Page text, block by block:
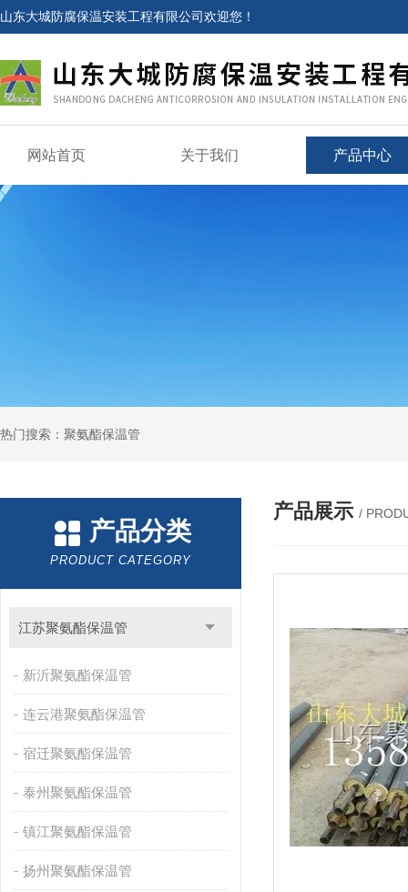
山东大城防腐保温安装工程有限公司欢迎您！
网站首页 关于我们 产品中心
热门搜索：聚氨酯保温管
产品分类
PRODUCT CATEGORY
江苏聚氨酯保温管
新沂聚氨酯保温管
连云港聚氨酯保温管
宿迁聚氨酯保温管
泰州聚氨酯保温管
镇江聚氨酯保温管
扬州聚氨酯保温管
产品展示 /